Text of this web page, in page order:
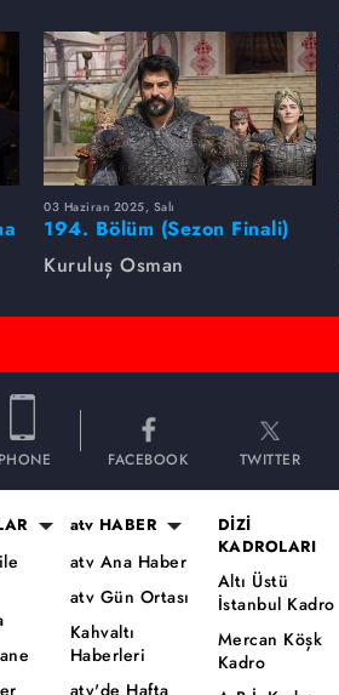
03 Haziran 2025, Salı
194. Bölüm (Sezon Finali)
Foto Galeri
Kuruluş Osman
FACEBOOK TWITTER
atv HABER
atv Ana Haber
atv Gün Ortası
Kahvaltı
Haberleri
atv'de Hafta
DİZİ
KADROLARI
Altı Üstü
İstanbul Kadro
Mercan Köşk
Kadro